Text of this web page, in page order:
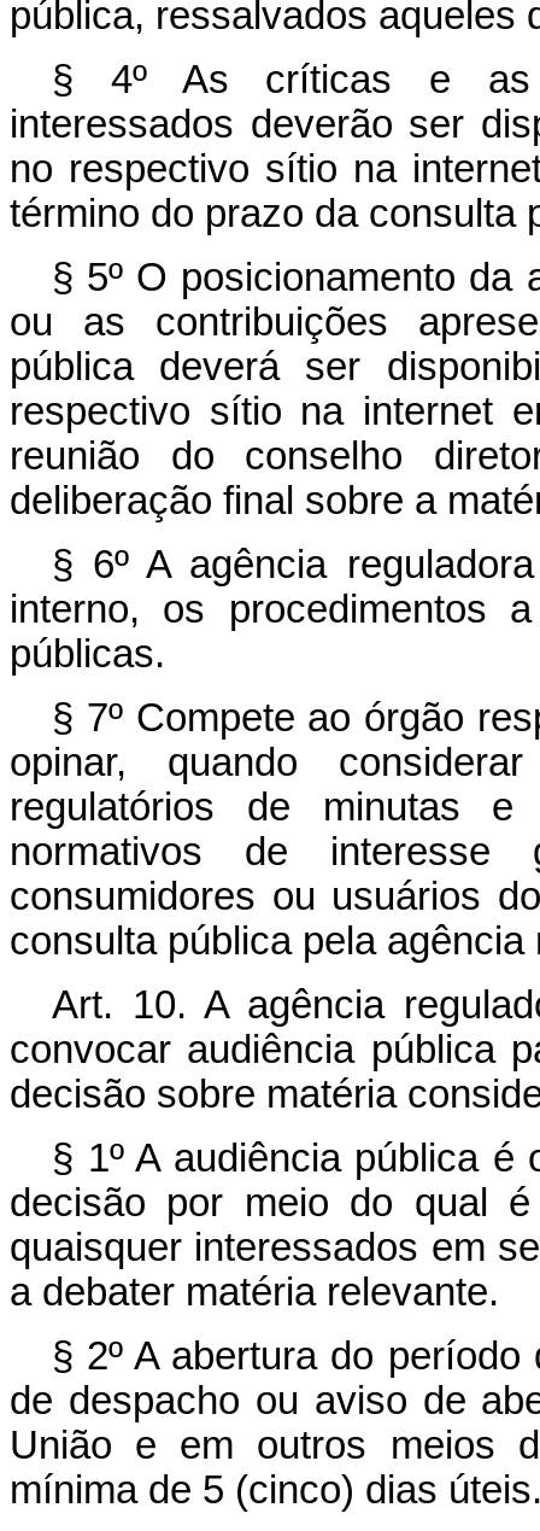
pública, ressalvados aqueles
§ 4º As críticas e as
interessados deverão ser
no respectivo sítio na
término do prazo da consulta
§ 5º O posicionamento da
ou as contribuições
pública deverá ser
respectivo sítio na internet
reunião do conselho
deliberação final sobre a
§ 6º A agência
interno, os procedimentos
públicas.
§ 7º Compete ao órgão
opinar, quando
regulatórios de minutas
normativos de interesse
consumidores ou usuários
consulta pública pela agência
Art. 10. A agência
convocar audiência pública
decisão sobre matéria
§ 1º A audiência pública
decisão por meio do qual
quaisquer interessados em
a debater matéria relevante.
§ 2º A abertura do
de despacho ou aviso de
União e em outros meios
mínima de 5 (cinco) dias